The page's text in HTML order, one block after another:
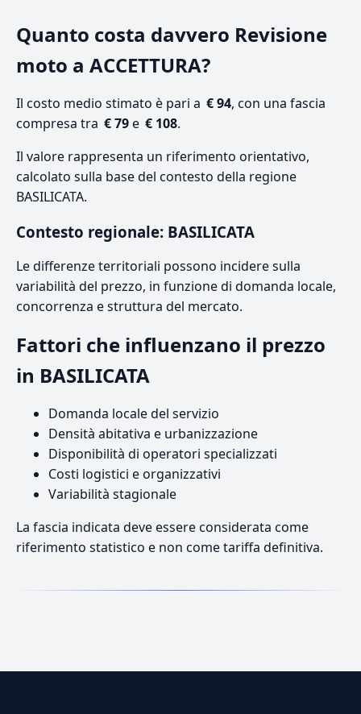
Quanto costa davvero Revisione
moto a ACCETTURA?
Il costo medio stimato è pari a € 94, con una fascia
compresa tra € 79e € 108.
Il valore rappresenta un riferimento orientativo,
calcolato sulla base del contesto della regione
BASILICATA.
Contesto regionale: BASILICATA
Le differenze territoriali possono incidere sulla
variabilità del prezzo, in funzione di domanda locale,
concorrenza e struttura del mercato.
Fattori che influenzano il prezzo
in BASILICATA
Domanda locale del servizio
Densità abitativa e urbanizzazione
Disponibilità di operatori specializzati
Costi logistici e organizzativi
Variabilità stagionale
La fascia indicata deve essere considerata come
riferimento statistico e non come tariffa definitiva.